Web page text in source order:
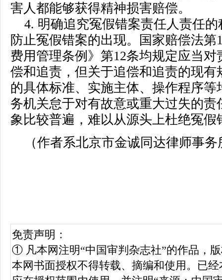
害人都能够获得精神损害赔偿。
4. 明确追究冤假错案责任人责任的
防止冤假错案的出现。国家赔偿法第
费用管理条例》第12条均规定应当
偿和追责，但关于追偿和追责的现
的具体标准、实施主体、操作程序
务机关怠于对有故意或重大过失的
象比较普遍，难以从源头上杜绝冤假
（作者系北京市金诚同达律师事
免责声明：
① 凡本网注明“中国审判杂志社”的作品，
本网书面授权不得转载、摘编和使用。已